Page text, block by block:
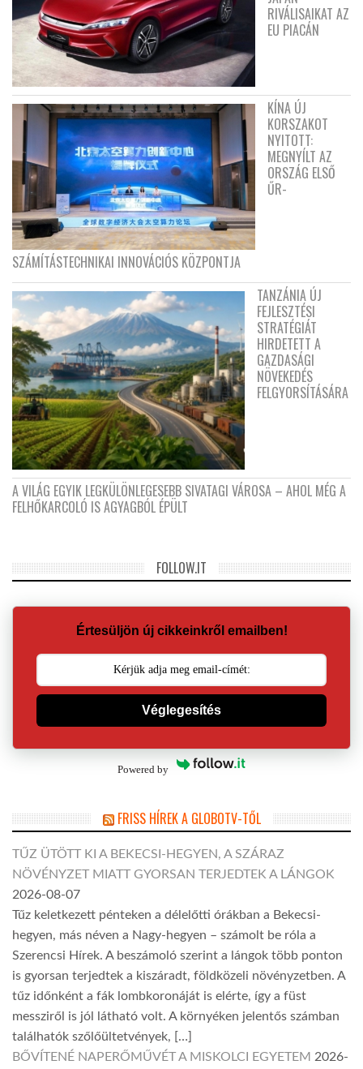
RIVÁLISAIKAT AZ
EU PIACÁN
KÍNA ÚJ
KORSZAKOT
NYITOTT:
MEGNYÍLT AZ
ORSZÁG ELSŐ
ŰR-
SZÁMÍTÁSTECHNIKAI INNOVÁCIÓS KÖZPONTJA
TANZÁNIA ÚJ
FEJLESZTÉSI
STRATÉGIÁT
HIRDETETT A
GAZDASÁGI
NÖVEKEDÉS
FELGYORSÍTÁSÁRA
A VILÁG EGYIK LEGKÜLÖNLEGESEBB SIVATAGI VÁROSA – AHOL MÉG A
FELHŐKARCOLÓ IS AGYAGBÓL ÉPÜLT
FOLLOW.IT
Értesüljön új cikkeinkről emailben!
Véglegesítés
Powered by
FRISS HÍREK A GLOBOTV-TŐL
TŰZ ÜTÖTT KI A BEKECSI-HEGYEN, A SZÁRAZ
NÖVÉNYZET MIATT GYORSAN TERJEDTEK A LÁNGOK
2026-08-07
Tűz keletkezett pénteken a délelőtti órákban a Bekecsi-
hegyen, más néven a Nagy-hegyen – számolt be róla a
Szerencsi Hírek. A beszámoló szerint a lángok több ponton
is gyorsan terjedtek a kiszáradt, földközeli növényzetben. A
tűz időnként a fák lombkoronáját is elérte, így a füst
messziről is jól látható volt. A környéken jelentős számban
találhatók szőlőültetvények, […]
BŐVÍTENÉ NAPERŐMŰVÉT A MISKOLCI EGYETEM 2026-